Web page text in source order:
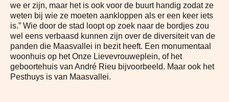
we er zijn, maar het is ook voor de buurt handig zodat ze
weten bij wie ze moeten aankloppen als er een keer iets
is.” Wie door de stad loopt op zoek naar de bordjes zou
wel eens verbaasd kunnen zijn over de diversiteit van de
panden die Maasvallei in bezit heeft. Een monumentaal
woonhuis op het Onze Lievevrouweplein, of het
geboortehuis van André Rieu bijvoorbeeld. Maar ook het
Pesthuys is van Maasvallei.